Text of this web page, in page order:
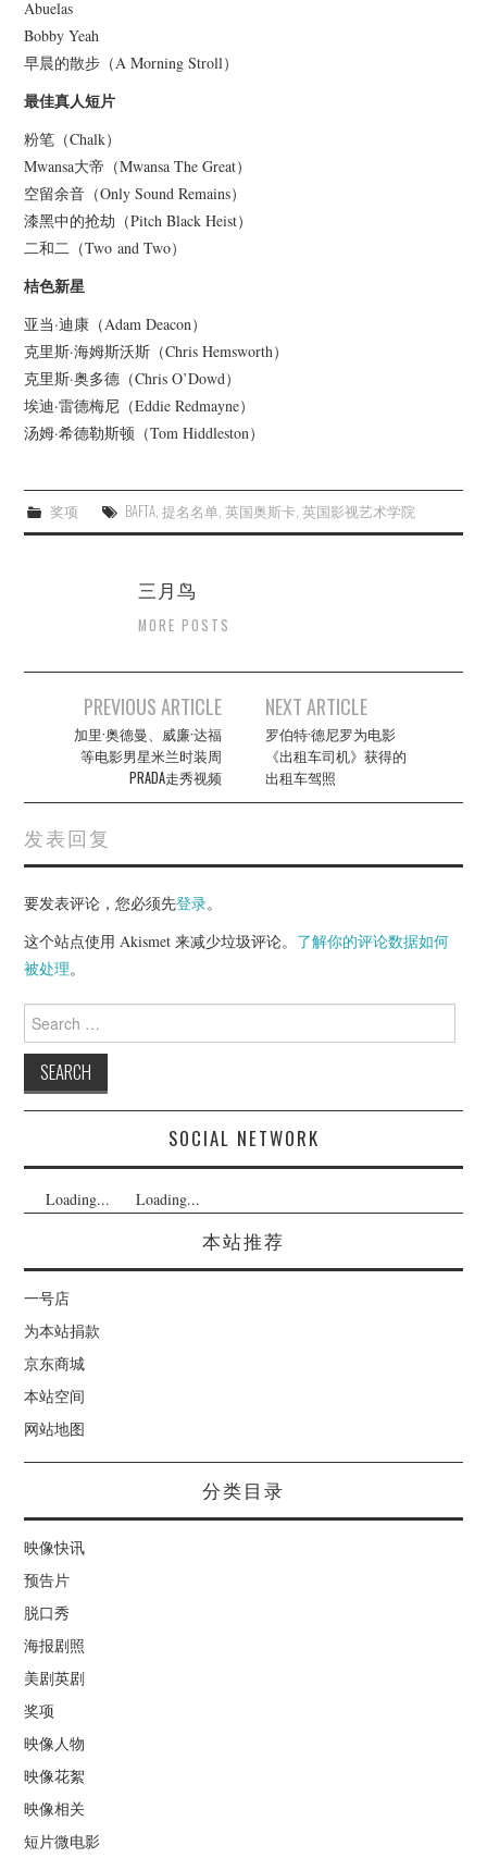
Abuelas
Bobby Yeah
早晨的散步（A Morning Stroll）
最佳真人短片
粉笔（Chalk）
Mwansa大帝（Mwansa The Great）
空留余音（Only Sound Remains）
漆黑中的抢劫（Pitch Black Heist）
二和二（Two and Two）
桔色新星
亚当·迪康（Adam Deacon）
克里斯·海姆斯沃斯（Chris Hemsworth）
克里斯·奥多德（Chris O’Dowd）
埃迪·雷德梅尼（Eddie Redmayne）
汤姆·希德勒斯顿（Tom Hiddleston）
奖项 BAFTA, 提名名单, 英国奥斯卡, 英国影视艺术学院
三月鸟
MORE POSTS
navigation
PREVIOUS ARTICLE
加里·奥德曼、威廉·达福
等电影男星米兰时装周
PRADA走秀视频
NEXT ARTICLE
罗伯特·德尼罗为电影
《出租车司机》获得的
出租车驾照
发表回复
要发表评论，您必须先登录。
这个站点使用 Akismet 来减少垃圾评论。 了解你的评论数据如何
被处理。
Search
for:
SOCIAL NETWORK
Loading... Loading...
本站推荐
一号店
为本站捐款
京东商城
本站空间
网站地图
分类目录
映像快讯
预告片
脱口秀
海报剧照
美剧英剧
奖项
映像人物
映像花絮
映像相关
短片微电影